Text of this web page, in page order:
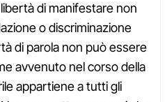
di manifestare non
o discriminazione
di parola non può essere
avvenuto nel corso della
appartiene a tutti gli